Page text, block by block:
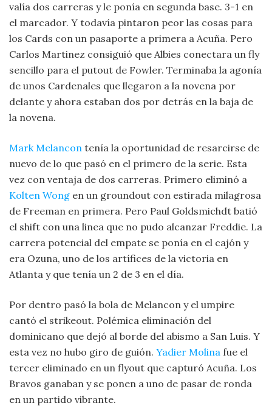
valía dos carreras y le ponía en segunda base. 3-1 en
el marcador. Y todavía pintaron peor las cosas para
los Cards con un pasaporte a primera a Acuña. Pero
Carlos Martinez consiguió que Albies conectara un fly
sencillo para el putout de Fowler. Terminaba la agonía
de unos Cardenales que llegaron a la novena por
delante y ahora estaban dos por detrás en la baja de
la novena.
Mark Melancon tenía la oportunidad de resarcirse de
nuevo de lo que pasó en el primero de la serie. Esta
vez con ventaja de dos carreras. Primero eliminó a
Kolten Wong en un groundout con estirada milagrosa
de Freeman en primera. Pero Paul Goldsmichdt batió
el shift con una linea que no pudo alcanzar Freddie. La
carrera potencial del empate se ponía en el cajón y
era Ozuna, uno de los artífices de la victoria en
Atlanta y que tenía un 2 de 3 en el día.
Por dentro pasó la bola de Melancon y el umpire
cantó el strikeout. Polémica eliminación del
dominicano que dejó al borde del abismo a San Luis. Y
esta vez no hubo giro de guión. Yadier Molina fue el
tercer eliminado en un flyout que capturó Acuña. Los
Bravos ganaban y se ponen a uno de pasar de ronda
en un partido vibrante.